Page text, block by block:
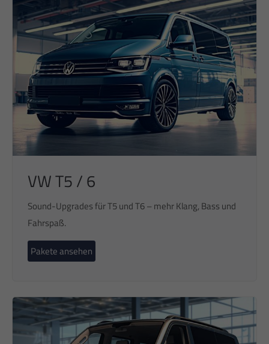
VW T5 / 6
Sound-Upgrades für T5 und T6 – mehr Klang, Bass und
Fahrspaß.
Pakete ansehen